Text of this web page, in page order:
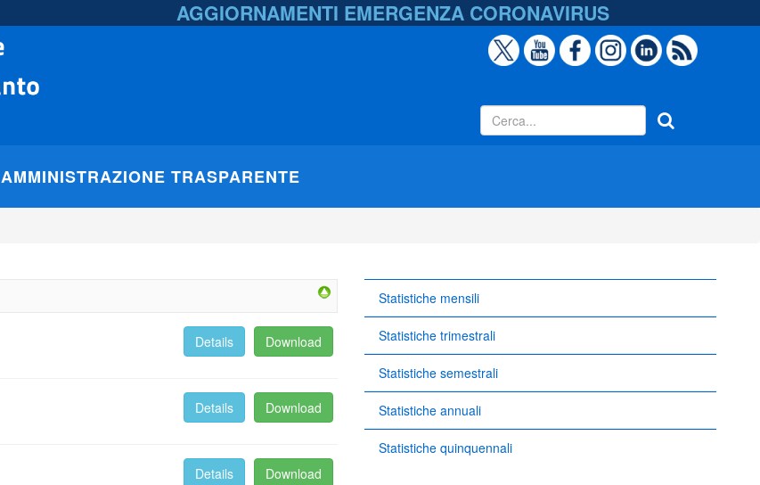
AGGIORNAMENTI EMERGENZA CORONAVIRUS
AMMINISTRAZIONE TRASPARENTE
Download
Details
Download
Details
Download
Details
Statistiche mensili
Statistiche trimestrali
Statistiche semestrali
Statistiche annuali
Statistiche quinquennali